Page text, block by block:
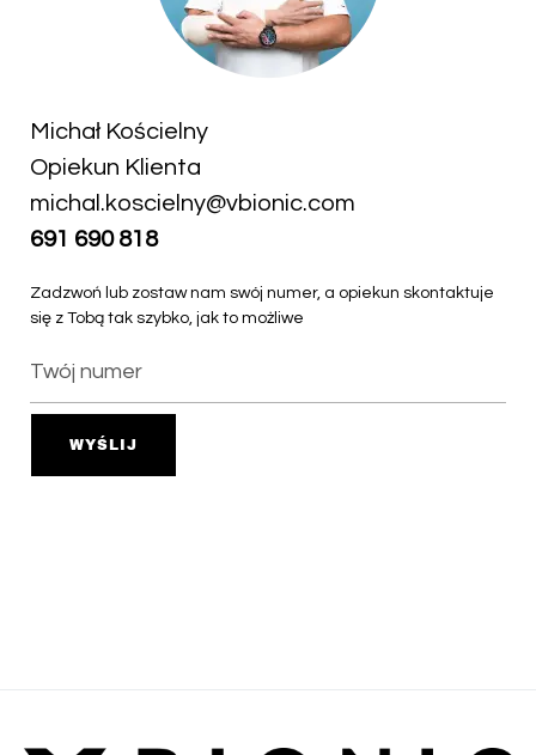
Michał Kościelny
Opiekun Klienta
michal.koscielny@vbionic.com
691 690 818
Zadzwoń lub zostaw nam swój numer, a opiekun skontaktuje
się z Tobą tak szybko, jak to możliwe